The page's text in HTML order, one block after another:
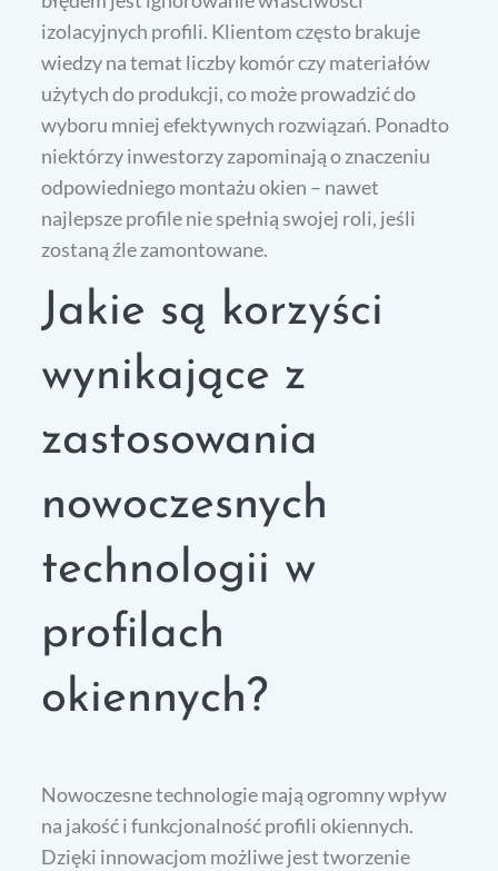
izolacyjnych profili. Klientom często brakuje
wiedzy na temat liczby komór czy materiałów
użytych do produkcji, co może prowadzić do
wyboru mniej efektywnych rozwiązań. Ponadto
niektórzy inwestorzy zapominają o znaczeniu
odpowiedniego montażu okien – nawet
najlepsze profile nie spełnią swojej roli, jeśli
zostaną źle zamontowane.
Jakie są korzyści
wynikające z
zastosowania
nowoczesnych
technologii w
profilach
okiennych?
Nowoczesne technologie mają ogromny wpływ
na jakość i funkcjonalność profili okiennych.
Dzięki innowacjom możliwe jest tworzenie